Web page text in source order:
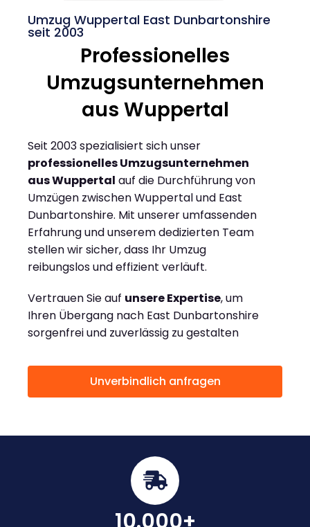
Umzug Wuppertal East Dunbartonshire
seit 2003
Professionelles
Umzugsunternehmen
aus Wuppertal
Seit 2003 spezialisiert sich unser
professionelles Umzugsunternehmen
aus Wuppertal auf die Durchführung von
Umzügen zwischen Wuppertal und East
Dunbartonshire. Mit unserer umfassenden
Erfahrung und unserem dedizierten Team
stellen wir sicher, dass Ihr Umzug
reibungslos und effizient verläuft.
Vertrauen Sie auf unsere Expertise, um
Ihren Übergang nach East Dunbartonshire
sorgenfrei und zuverlässig zu gestalten
Unverbindlich anfragen